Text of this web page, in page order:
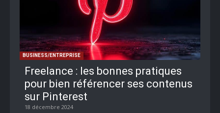
BUSINESS/ENTREPRISE
Freelance : les bonnes pratiques
pour bien référencer ses contenus
sur Pinterest
18 décembre 2024